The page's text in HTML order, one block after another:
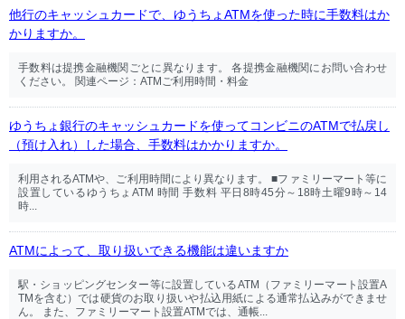
他行のキャッシュカードで、ゆうちょATMを使った時に手数料はか
かりますか。
手数料は提携金融機関ごとに異なります。 各提携金融機関にお問い合わせ
ください。 関連ページ：ATMご利用時間・料金
ゆうちょ銀行のキャッシュカードを使ってコンビニのATMで払戻し
（預け入れ）した場合、手数料はかかりますか。
利用されるATMや、ご利用時間により異なります。 ■ファミリーマート等に
設置しているゆうちょATM 時間 手数料 平日8時45分～18時土曜9時～14
時...
ATMによって、取り扱いできる機能は違いますか
駅・ショッピングセンター等に設置しているATM（ファミリーマート設置A
TMを含む）では硬貨のお取り扱いや払込用紙による通常払込みができませ
ん。 また、ファミリーマート設置ATMでは、通帳...